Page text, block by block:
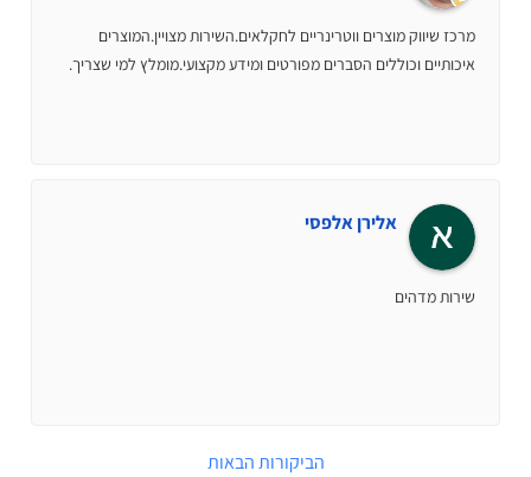
מרכז שיווק מוצרים ווטרינריים לחקלאים.השירות מצויין.המוצרים
איכותיים וכוללים הסברים מפורטים ומידע מקצועי.מומלץ למי שצריך.
אלירן אלפסי
שירות מדהים
הביקורות הבאות